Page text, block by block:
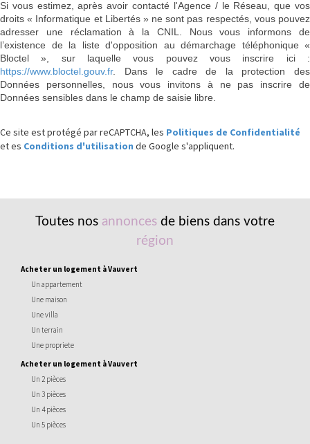
Si vous estimez, après avoir contacté l'Agence / le Réseau, que vos
droits « Informatique et Libertés » ne sont pas respectés, vous pouvez
adresser une réclamation à la CNIL. Nous vous informons de
l’existence de la liste d'opposition au démarchage téléphonique «
Bloctel », sur laquelle vous pouvez vous inscrire ici :
https://www.bloctel.gouv.fr. Dans le cadre de la protection des
Données personnelles, nous vous invitons à ne pas inscrire de
Données sensibles dans le champ de saisie libre.
Ce site est protégé par reCAPTCHA, les Politiques de Confidentialité
et es Conditions d'utilisation de Google s'appliquent.
Toutes nos annonces de biens dans votre
région
acheter un logement à Vauvert
Un appartement
Une maison
Une villa
Un terrain
Une propriete
acheter un logement à Vauvert
Un 2 pièces
Un 3 pièces
Un 4 pièces
Un 5 pièces